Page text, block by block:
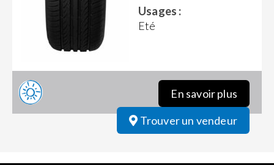
Usages :
Eté
En savoir plus
Trouver un vendeur